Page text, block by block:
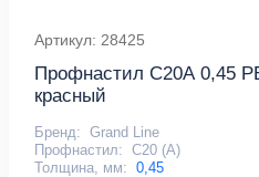
Артикул: 28425
Профнастил С20А 0,45
красный
Бренд: Grand Line
Профнастил: С20 (А)
Толщина, мм: 0,45